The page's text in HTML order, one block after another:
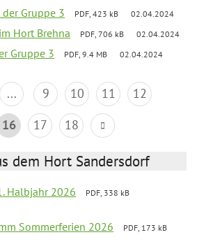
Gruppe 3 PDF, 423 kB 02.04.2024
Hort Brehna PDF, 706 kB 02.04.2024
Gruppe 3 PDF, 9.4 MB 02.04.2024
... 9 10 11
12
16 17 18
dem Hort Sandersdorf
Halbjahr 2026
PDF, 338 kB
Sommerferien 2026
PDF, 173 kB